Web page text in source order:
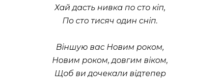
Хай дасть нивка по сто кіп,
По сто тисяч один сніп.
Віншую вас Новим роком,
Новим роком, довгим віком,
Щоб ви дочекали відтепер